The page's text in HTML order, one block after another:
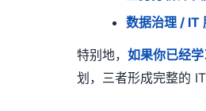
数据治理 / IT
特别地，如果你已经
划，三者形成完整的